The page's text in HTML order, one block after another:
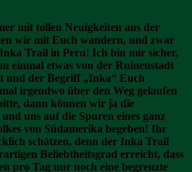
mit tollen Neuigkeiten aus der
wir mit Euch wandern, und zwar
Trail in Peru! Ich bin mir sicher,
einmal etwas von der Ruinenstadt
und der Begriff „Inka“ Euch
irgendwo über den Weg gelaufen
dann können wir ja die
uns auf die Spuren eines ganz
von Südamerika begeben! Ihr
schätzen, denn der Inka Trail
Beliebtheitsgrad erreicht, dass
pro Tag nur noch eine begrenzte